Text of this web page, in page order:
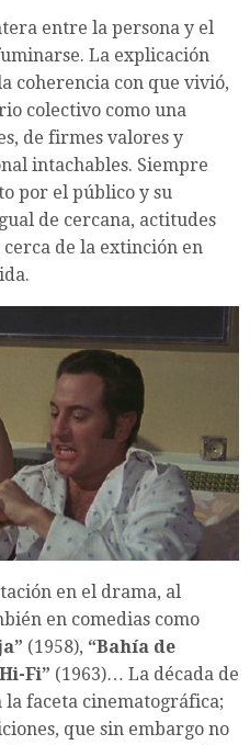
entre la persona y el
La explicación
coherencia con que vivió,
colectivo como una
de firmes valores y
intachables. Siempre
por el público y su
de cercana, actitudes
de la extinción en
en el drama, al
en comedias como
(1958), “Bahía de
Fi” (1963)… La década de
faceta cinematográfica;
que sin embargo no